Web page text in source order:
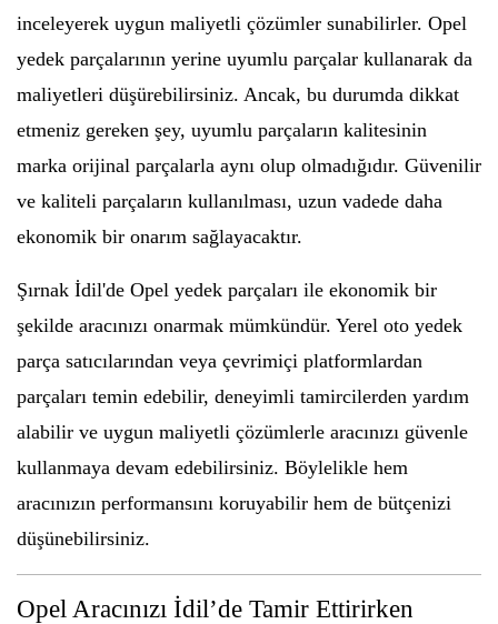
inceleyerek uygun maliyetli çözümler sunabilirler. Opel
yedek parçalarının yerine uyumlu parçalar kullanarak da
maliyetleri düşürebilirsiniz. Ancak, bu durumda dikkat
etmeniz gereken şey, uyumlu parçaların kalitesinin
marka orijinal parçalarla aynı olup olmadığıdır. Güvenilir
ve kaliteli parçaların kullanılması, uzun vadede daha
ekonomik bir onarım sağlayacaktır.
Şırnak İdil'de Opel yedek parçaları ile ekonomik bir
şekilde aracınızı onarmak mümkündür. Yerel oto yedek
parça satıcılarından veya çevrimiçi platformlardan
parçaları temin edebilir, deneyimli tamircilerden yardım
alabilir ve uygun maliyetli çözümlerle aracınızı güvenle
kullanmaya devam edebilirsiniz. Böylelikle hem
aracınızın performansını koruyabilir hem de bütçenizi
düşünebilirsiniz.
Opel Aracınızı İdil’de Tamir Ettirirken